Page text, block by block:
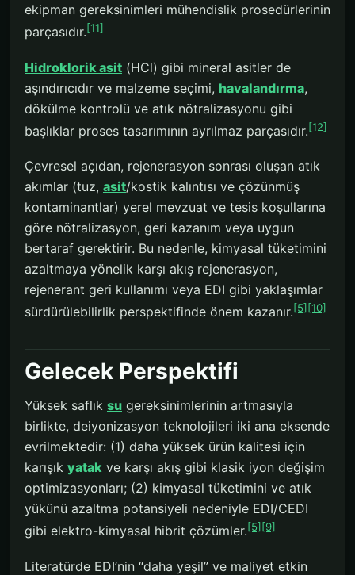
ekipman gereksinimleri mühendislik prosedürlerinin
parçasıdır.[11]
Hidroklorik asit (HCl) gibi mineral asitler de
aşındırıcıdır ve malzeme seçimi, havalandırma,
dökülme kontrolü ve atık nötralizasyonu gibi
başlıklar proses tasarımının ayrılmaz parçasıdır.[12]
Çevresel açıdan, rejenerasyon sonrası oluşan atık
akımlar (tuz, asit/kostik kalıntısı ve çözünmüş
kontaminantlar) yerel mevzuat ve tesis koşullarına
göre nötralizasyon, geri kazanım veya uygun
bertaraf gerektirir. Bu nedenle, kimyasal tüketimini
azaltmaya yönelik karşı akış rejenerasyon,
rejenerant geri kullanımı veya EDI gibi yaklaşımlar
sürdürülebilirlik perspektifinde önem kazanır.[5] [10]
Gelecek Perspektifi
Yüksek saflık su gereksinimlerinin artmasıyla
birlikte, deiyonizasyon teknolojileri iki ana eksende
evrilmektedir: (1) daha yüksek ürün kalitesi için
karışık yatak ve karşı akış gibi klasik iyon değişim
optimizasyonları; (2) kimyasal tüketimini ve atık
yükünü azaltma potansiyeli nedeniyle EDI/CEDI
gibi elektro-kimyasal hibrit çözümler.[5] [9]
Literatürde EDI’nin “daha yeşil” ve maliyet etkin